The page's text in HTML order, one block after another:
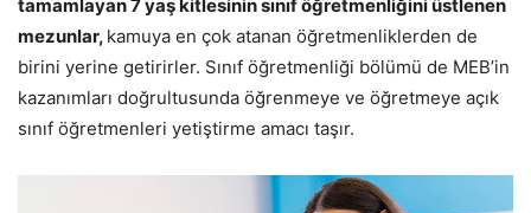
tamamlayan 7 yaş kitlesinin sınıf öğretmenliğini üstlenen
mezunlar, kamuya en çok atanan öğretmenliklerden de
birini yerine getirirler. Sınıf öğretmenliği bölümü de MEB’in
kazanımları doğrultusunda öğrenmeye ve öğretmeye açık
sınıf öğretmenleri yetiştirme amacı taşır.